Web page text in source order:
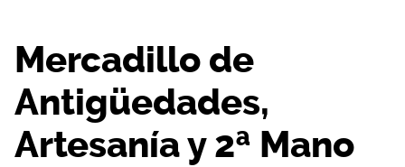
Mercadillo de
Antigüedades,
Artesanía y 2ª Mano